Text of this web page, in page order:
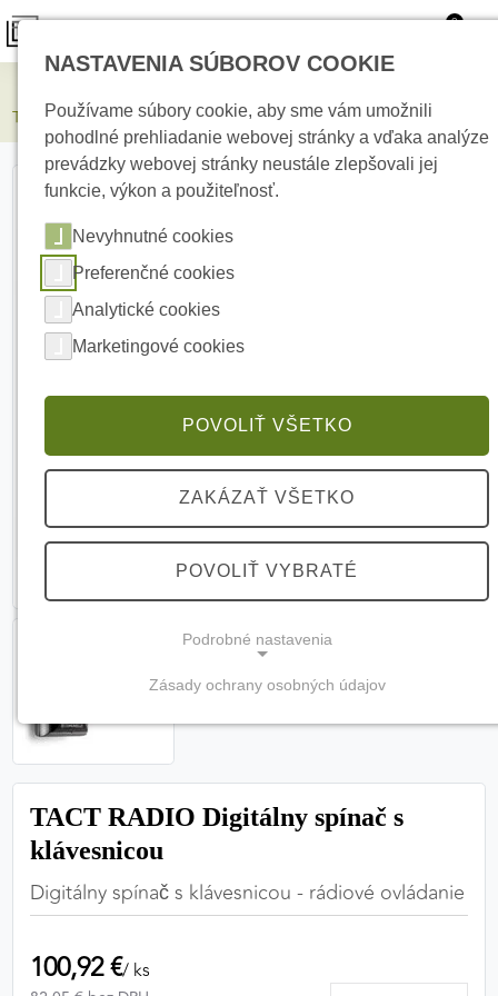
0
TACT RADIO Digitálny spínač s klávesnicou
TACT RADIO Digitálny spínač s
klávesnicou
Digitálny spínač s klávesnicou - rádiové ovládanie
100,92 €/ ks
NASTAVENIA SÚBOROV COOKIE
Používame súbory cookie, aby sme vám umožnili
pohodlné prehliadanie webovej stránky a vďaka analýze
prevádzky webovej stránky neustále zlepšovali jej
funkcie, výkon a použiteľnosť.
Nevyhnutné cookies
Preferenčné cookies
Analytické cookies
Marketingové cookies
POVOLIŤ VŠETKO
ZAKÁZAŤ VŠETKO
POVOLIŤ VYBRATÉ
Podrobné nastavenia
(vždy aktívne, nemožno vypnúť)
Tieto cookies sú potrebné na správne fungovanie
webovej stránky a bez nich by nebolo možné
zabezpečiť jej plnú funkčnosť.
Nevyhnutné cookies
PREFERENČNÉ COOKIES
Zásady ochrany osobných údajov